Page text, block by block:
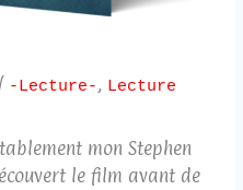
/ -Lecture-, Lecture
mon Stephen
le film avant de